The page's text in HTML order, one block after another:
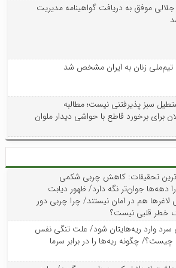
موفق به دریافت گواهینامه مدیریت
تیم‌ملی زنان به ایران مشخص شد
سبز پذیرفتنی نیست؛ مطالبه
برای برخورد قاطع با حواشی دیدار ملوان
تحقیقات: کاهش چربی شکمی
دهه‌ها جوان‌تر نگه دارد/ ظهور دیابت
حتی لاغرها هم در امان نیستند/ چرا چربی دور
خطر قلبی نیست؟
سرد وارد ریه‌هایتان شود/ علت تنگی نفس
چگونه ریه‌ها را در برابر سرما